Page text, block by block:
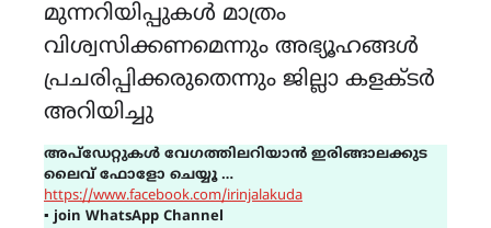
മുന്നറിയിപ്പുകൾ മാത്രം
വിശ്വസിക്കണമെന്നും അഭ്യൂഹങ്ങൾ
പ്രചരിപ്പിക്കരുതെന്നും ജില്ലാ കളക്ടർ
അറിയിച്ചു
അപ്ഡേറ്റുകൾ വേഗത്തിലറിയാൻ ഇരിങ്ങാലക്കുട
ലൈവ് ഫോളോ ചെയ്യൂ …
https://www.facebook.com/irinjalakuda
▪join WhatsApp Channel